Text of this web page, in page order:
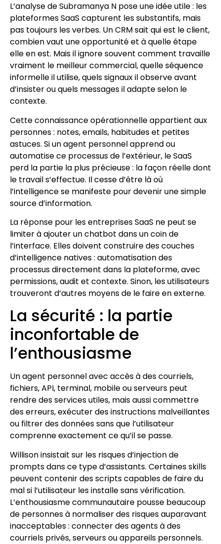
L’analyse de Subramanya N pose une idée utile : les
plateformes SaaS capturent les substantifs, mais
pas toujours les verbes. Un CRM sait qui est le client,
combien vaut une opportunité et à quelle étape
elle en est. Mais il ignore souvent comment travaille
vraiment le meilleur commercial, quelle séquence
informelle il utilise, quels signaux il observe avant
d’insister ou quels messages il adapte selon le
contexte.
Cette connaissance opérationnelle appartient aux
personnes : notes, emails, habitudes et petites
astuces. Si un agent personnel apprend ou
automatise ce processus de l’extérieur, le SaaS
perd la partie la plus précieuse : la façon réelle dont
le travail s’effectue. Il cesse d’être là où
l’intelligence se manifeste pour devenir une simple
source d’information.
La réponse pour les entreprises SaaS ne peut se
limiter à ajouter un chatbot dans un coin de
l’interface. Elles doivent construire des couches
d’intelligence natives : automatisation des
processus directement dans la plateforme, avec
permissions, audit et contexte. Sinon, les utilisateurs
trouveront d’autres moyens de le faire en externe.
La sécurité : la partie
inconfortable de
l’enthousiasme
Un agent personnel avec accès à des courriels,
fichiers, API, terminal, mobile ou serveurs peut
rendre des services utiles, mais aussi commettre
des erreurs, exécuter des instructions malveillantes
ou filtrer des données sans que l’utilisateur
comprenne exactement ce qu’il se passe.
Willison insistait sur les risques d’injection de
prompts dans ce type d’assistants. Certaines skills
peuvent contenir des scripts capables de faire du
mal si l’utilisateur les installe sans vérification.
L’enthousiasme communautaire pousse beaucoup
de personnes à normaliser des risques auparavant
inacceptables : connecter des agents à des
courriels privés, serveurs ou appareils personnels.